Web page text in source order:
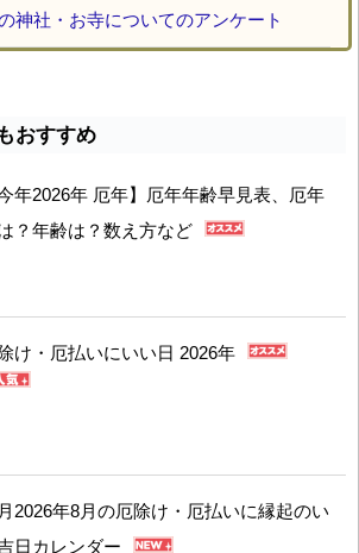
神社・お寺についてのアンケート
おすすめ
今年2026年 厄年】厄年年齢早見表、厄年
？年齢は？数え方など
け・厄払いにいい日 2026年
2026年8月の厄除け・厄払いに縁起のい
日カレンダー